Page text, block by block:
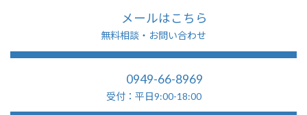
メールはこちら
無料相談・お問い合わせ
0949-66-8969
受付：平日9:00-18:00